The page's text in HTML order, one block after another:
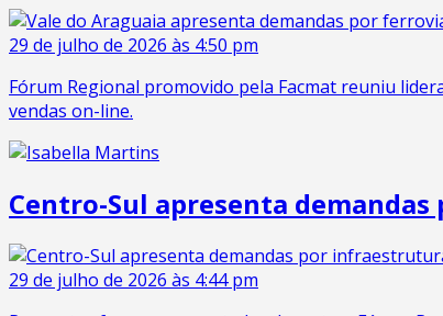
29 de julho de 2026 às 4:50 pm
Fórum Regional promovido pela Facmat reuniu
vendas on-line.
Centro-Sul apresenta
29 de julho de 2026 às 4:44 pm